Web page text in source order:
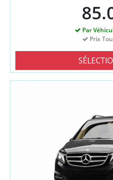
Par
Prix